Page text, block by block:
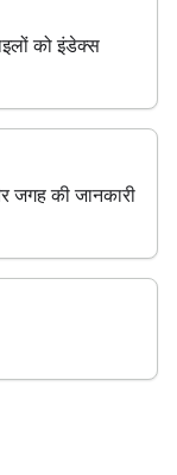
को इंडेक्स
जगह की जानकारी